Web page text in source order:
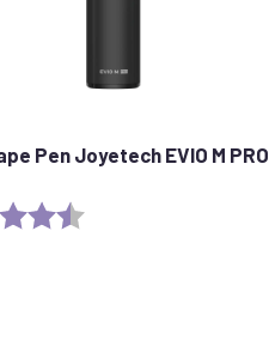
Pen Joyetech EVIO M PRO
4.5 out of 5 stars